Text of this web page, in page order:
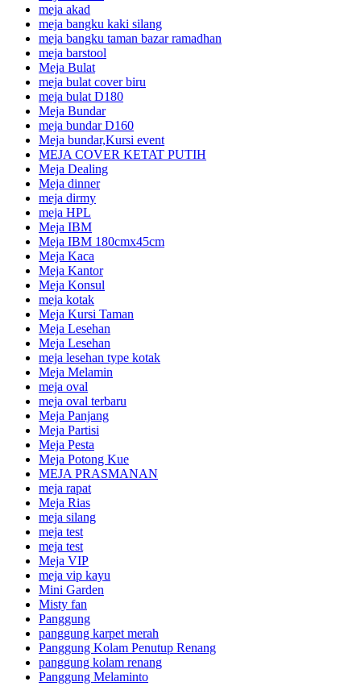
meja akad
meja bangku kaki silang
meja bangku taman bazar ramadhan
meja barstool
Meja Bulat
meja bulat cover biru
meja bulat D180
Meja Bundar
meja bundar D160
Meja bundar,Kursi event
MEJA COVER KETAT PUTIH
Meja Dealing
Meja dinner
meja dirmy
meja HPL
Meja IBM
Meja IBM 180cmx45cm
Meja Kaca
Meja Kantor
Meja Konsul
meja kotak
Meja Kursi Taman
Meja Lesehan
Meja Lesehan
meja lesehan type kotak
Meja Melamin
meja oval
meja oval terbaru
Meja Panjang
Meja Partisi
Meja Pesta
Meja Potong Kue
MEJA PRASMANAN
meja rapat
Meja Rias
meja silang
meja test
meja test
Meja VIP
meja vip kayu
Mini Garden
Misty fan
Panggung
panggung karpet merah
Panggung Kolam Penutup Renang
panggung kolam renang
Panggung Melaminto